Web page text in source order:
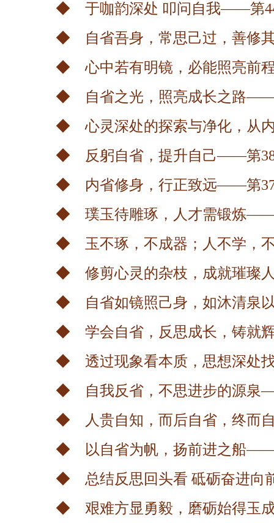
◆ 于咖韵深处 叩问自我——第
◆ 自省吾身，常思己过，善修
◆ 心中若有明镜，必能照亮前
◆ 自省之光，照亮成长之路——
◆ 心灵深处的探索与净化，从
◆ 反躬自省，提升自己——第38
◆ 内省修身，行正致远——第37
◆ 璞玉待雕琢，人才需锻炼——
◆ 玉不琢，不成器；人不学，
◆ 修剪心灵的杂枝，成就璀璨
◆ 自省如镜照己身，如沐清泉
◆ 学会自省，反思成长，铸就
◆ 透过现象看本质，思想深处
◆ 自我反省，不思进步的源泉
◆ 人贵自知，而后自省，终而
◆ 以自省为帆，扬前进之船——
◆ 总结反思回头看 砥砺奋进向
◆ 艰难方显勇毅，磨砺始得玉